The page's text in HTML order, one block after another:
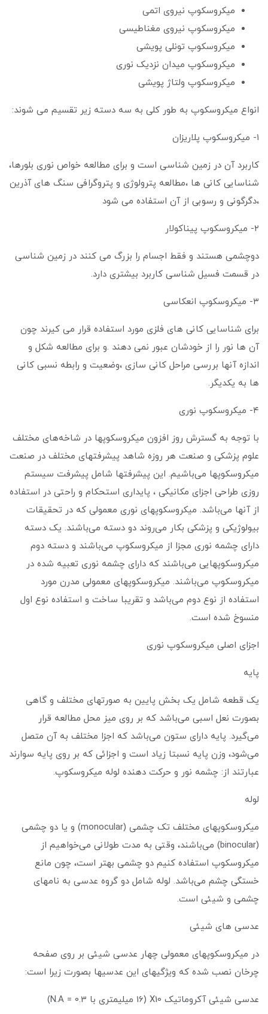
میکروسکوپ نیروی اتمی
میکروسکوپ نیروی مغناطیسی
میکروسکوپ تونلی پویشی
میکروسکوپ میدان نزدیک نوری
میکروسکوپ ولتاژ پویشی
انواع میکروسکوپ به طور کلی به سه دسته زیر تقسیم می شوند:
۱- میکروسکوپ پلاریزان
کاربرد آن در زمین شناسی است و برای مطالعه خواص نوری بلورها،
شناسایی کانی ها ،مطالعه پترولوژی و پتروگرافی سنگ های آذرین
،دگرگونی و رسوبی از آن استفاده می شود
۲- میکروسکوپ پیناکولار
دوچشمی هستند و فقط اجسام را بزرگ می کنند در زمین شناسی
در قسمت فسیل شناسی کاربرد بیشتری دارد.
۳- میکروسکوپ انعکاسی
برای شناسایی کانی های فلزی مورد استفاده قرار می کیرند چون
آن ها نور را از خودشان عبور نمی دهند .و برای مطالعه شکل و
اندازه آنها بررسی مراحل کانی سازی ،وضعیت و رابطه نسبی کانی
ها به یکدیگر.
۴- میکروسکوپ نوری
با توجه به گسترش روز افزون میکروسکوپها در شاخه‌های مختلف
علوم پزشکی و صنعت هر روزه شاهد پیشرفتهای مختلف در صنعت
میکروسکوپها می‌باشیم. این پیشرفتها شامل پیشرفت سیستم
روزی طراحی اجزای مکانیکی ، پایداری استحکام و راحتی در استفاده
از آنها می‌باشد. میکروسکوپهای نوری معمولی که در تحقیقات
بیولوژیکی و پزشکی بکار می‌روند دو دسته می‌باشند. یک دسته
دارای چشمه نوری مجزا از میکروسکوپ می‌باشند و دسته دوم
میکروسکوپهایی می‌باشند که دارای چشمه نوری تعبیه شده در
میکروسکوپ می‌باشند. میکروسکوپهای معمولی مدرن مورد
استفاده از نوع دوم می‌باشد و تقریبا ساخت و استفاده نوع اول
منسوخ شده است.
اجزای اصلی میکروسکوپ نوری
پایه
یک قطعه شامل یک بخش پایین به صورتهای مختلف و گاهی
بصورت نعل اسبی می‌باشد که بر روی میز محل مطالعه قرار
می‌گیرد. پایه دارای ستون می‌باشد که اجزا مختلف به آن متصل
می‌شود، وزن پایه نسبتا زیاد است و اجزائی که بر روی پایه سوارند
عبارتند از: چشمه نور و حرکت دهنده لوله میکروسکوپ.
لوله
میکروسکوپهای مختلف تک چشمی (monocular) و یا دو چشمی
(binocular) می‌باشند، وقتی به مدت طولانی می‌خواهیم از
میکروسکوپ استفاده کنیم دو چشمی بهتر است، چون مانع
خستگی چشم می‌باشد. لوله شامل دو گروه عدسی به نامهای
چشمی و شیئی است.
عدسی های شیئی
در میکروسکوپهای معمولی چهار عدسی شیئی بر روی صفحه
چرخان نصب شده که ویژگیهای این عدسیها بصورت زیرا است:
عدسی شیئی آکروماتیک X10 (16 میلیمتری با N.A = 0.3)